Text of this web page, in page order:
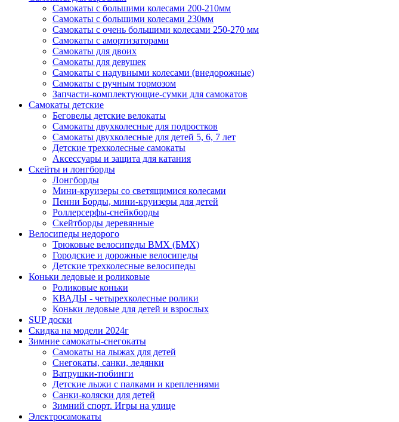
Самокаты с большими колесами 200-210мм
Самокаты с большими колесами 230мм
Самокаты с очень большими колесами 250-270 мм
Самокаты с амортизаторами
Самокаты для двоих
Самокаты для девушек
Самокаты с надувными колесами (внедорожные)
Самокаты с ручным тормозом
Запчасти-комплектующие-сумки для самокатов
Самокаты детские
Беговелы детские велокаты
Самокаты двухколесные для подростков
Самокаты двухколесные для детей 5, 6, 7 лет
Детские трехколесные самокаты
Аксессуары и защита для катания
Cкейты и лонгборды
Лонгборды
Мини-круизеры со светящимися колесами
Пенни Борды, мини-круизеры для детей
Роллерсерфы-снейкборды
Скейтборды деревянные
Велосипеды недорого
Трюковые велосипеды BMX (БМХ)
Городские и дорожные велосипеды
Детские трехколесные велосипеды
Коньки ледовые и роликовые
Роликовые коньки
КВАДЫ - четырехколесные ролики
Коньки ледовые для детей и взрослых
SUP доски
Скидка на модели 2024г
Зимние самокаты-снегокаты
Самокаты на лыжах для детей
Снегокаты, санки, ледянки
Ватрушки-тюбинги
Детские лыжи с палками и креплениями
Санки-коляски для детей
Зимний спорт. Игры на улице
Электросамокаты